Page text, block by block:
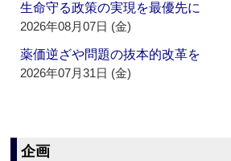
生命守る政策の実現を最優先に
2026年08月07日 (金)
薬価逆ざや問題の抜本的改革を
2026年07月31日 (金)
企画